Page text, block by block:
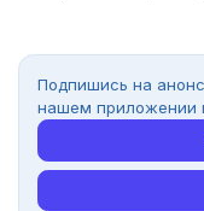
Подпишись на
нашем приложении